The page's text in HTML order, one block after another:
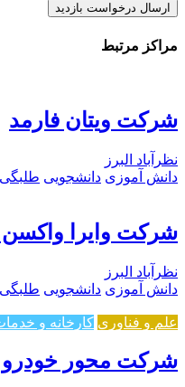
ارسال درخواست بازدید
مراکز مرتبط
شرکت ویتان فارمد
نظرآباد البرز
دانش آموزی دانشجویی طلبگی
شرکت وایرا واکسن
نظرآباد البرز
دانش آموزی دانشجویی طلبگی
علم و فناوری کارخانه و
شرکت محور خودرو